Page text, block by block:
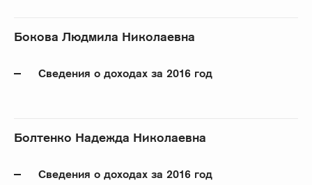
Бокова Людмила Николаевна
Сведения о доходах за 2016 год
Болтенко Надежда Николаевна
Сведения о доходах за 2016 год